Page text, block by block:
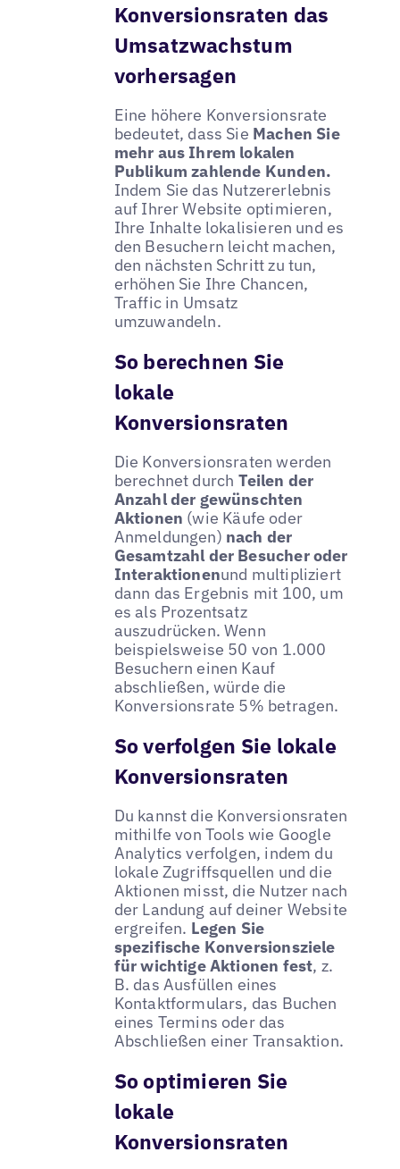
Konversionsraten das
Umsatzwachstum
vorhersagen
Eine höhere Konversionsrate
bedeutet, dass Sie Machen Sie
mehr aus Ihrem lokalen
Publikum zahlende Kunden.
Indem Sie das Nutzererlebnis
auf Ihrer Website optimieren,
Ihre Inhalte lokalisieren und es
den Besuchern leicht machen,
den nächsten Schritt zu tun,
erhöhen Sie Ihre Chancen,
Traffic in Umsatz
umzuwandeln.
So berechnen Sie
lokale
Konversionsraten
Die Konversionsraten werden
berechnet durch Teilen der
Anzahl der gewünschten
Aktionen (wie Käufe oder
Anmeldungen) nach der
Gesamtzahl der Besucher oder
Interaktionenund multipliziert
dann das Ergebnis mit 100, um
es als Prozentsatz
auszudrücken. Wenn
beispielsweise 50 von 1.000
Besuchern einen Kauf
abschließen, würde die
Konversionsrate 5% betragen.
So verfolgen Sie lokale
Konversionsraten
Du kannst die Konversionsraten
mithilfe von Tools wie Google
Analytics verfolgen, indem du
lokale Zugriffsquellen und die
Aktionen misst, die Nutzer nach
der Landung auf deiner Website
ergreifen. Legen Sie
spezifische Konversionsziele
für wichtige Aktionen fest, z.
B. das Ausfüllen eines
Kontaktformulars, das Buchen
eines Termins oder das
Abschließen einer Transaktion.
So optimieren Sie
lokale
Konversionsraten